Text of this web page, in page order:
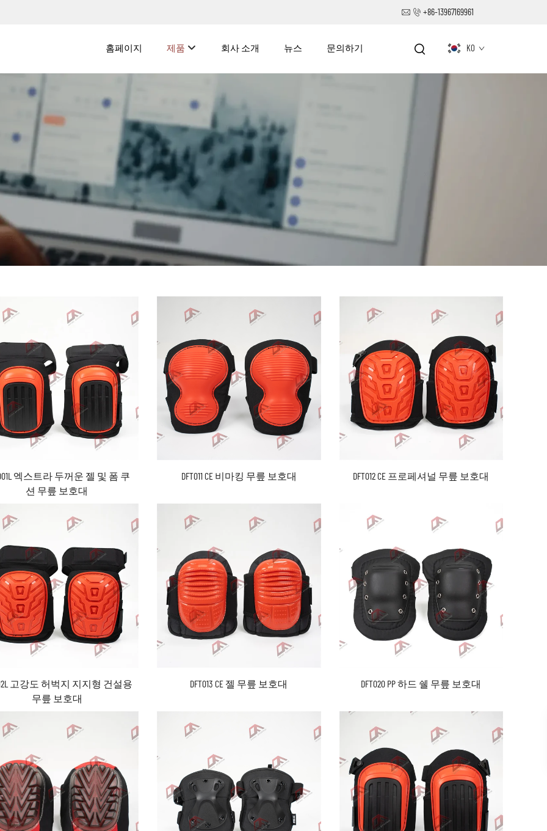
+86-13967169961
홈페이지 제품 회사 소개 뉴스 문의하기 KO
엑스트라 두꺼운 젤 및 폼 쿠
션 무릎 보호대
DFT011 CE 비마킹 무릎 보호대 DFT012 CE 프로페셔널 무릎 보호대
고강도 허벅지 지지형 건설용
무릎 보호대
DFT013 CE 젤 무릎 보호대 DFT020 PP 하드 쉘 무릎 보호대